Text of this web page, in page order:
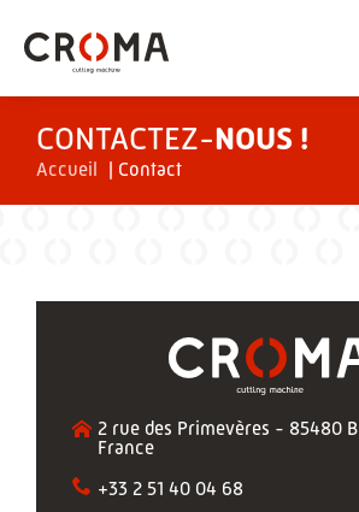
CONTACTEZ-NOUS !
Accueil | Contact
2 rue des Primevères - 85480
France
+33 2 51 40 04 68